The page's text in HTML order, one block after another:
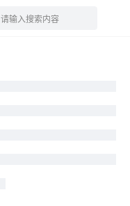
请输入搜索内容